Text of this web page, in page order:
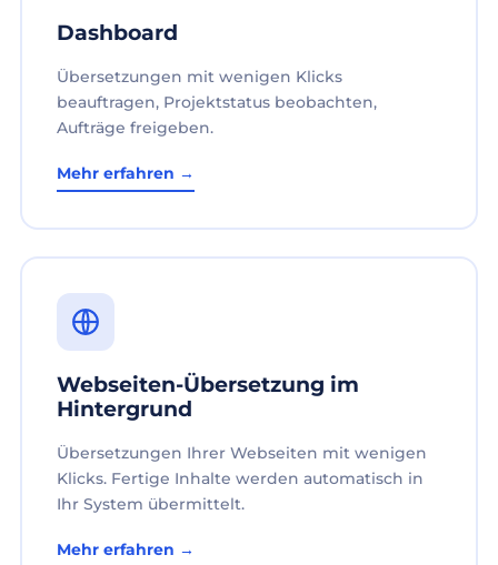
Dashboard
Übersetzungen mit wenigen Klicks
beauftragen, Projektstatus beobachten,
Aufträge freigeben.
Mehr erfahren →
Webseiten-Übersetzung im
Hintergrund
Übersetzungen Ihrer Webseiten mit wenigen
Klicks. Fertige Inhalte werden automatisch in
Ihr System übermittelt.
Mehr erfahren →